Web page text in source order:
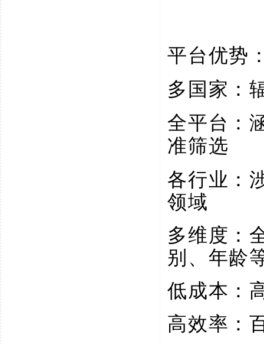
平台优势
多国家：
全平台：
准筛选
各行业：
领域
多维度：
别、年龄
低成本：
高效率：